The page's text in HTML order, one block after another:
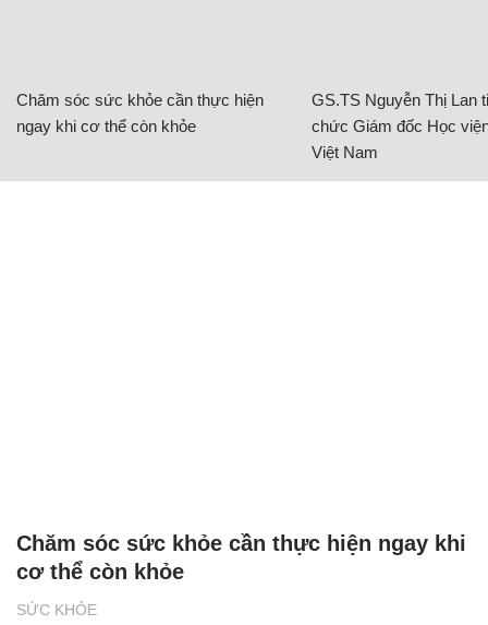
Chăm sóc sức khỏe cần thực hiện
ngay khi cơ thể còn khỏe
GS.TS Nguyễn Thị Lan
chức Giám đốc Học
Việt Nam
SỨC KHỎE
Chăm sóc sức khỏe cần thực hiện ngay khi
cơ thể còn khỏe